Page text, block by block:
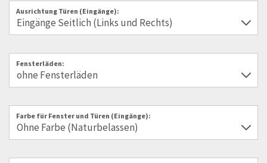
Ausrichtung Türen (Eingänge):
Fensterläden:
Farbe für Fenster und Türen (Eingänge):